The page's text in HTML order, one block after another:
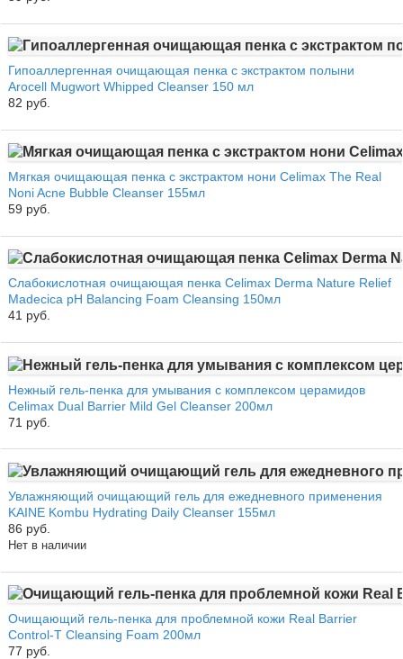
Гипоаллергенная очищающая пенка с экстрактом полыни
Arocell Mugwort Whipped Cleanser 150 мл
82 руб.
Мягкая очищающая пенка с экстрактом нони Celimax The Real
Noni Acne Bubble Cleanser 155мл
59 руб.
Слабокислотная очищающая пенка Celimax Derma Nature Relief
Madecica pH Balancing Foam Cleansing 150мл
41 руб.
Нежный гель-пенка для умывания с комплексом церамидов
Celimax Dual Barrier Mild Gel Cleanser 200мл
71 руб.
Увлажняющий очищающий гель для ежедневного применения
KAINE Kombu Hydrating Daily Cleanser 155мл
86 руб.
Нет в наличии
Очищающий гель-пенка для проблемной кожи Real Barrier
Control-T Cleansing Foam 200мл
77 руб.